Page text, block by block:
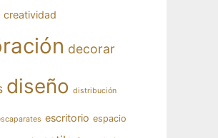
creatividad
decorar
diseño distribución
escritorio espacio